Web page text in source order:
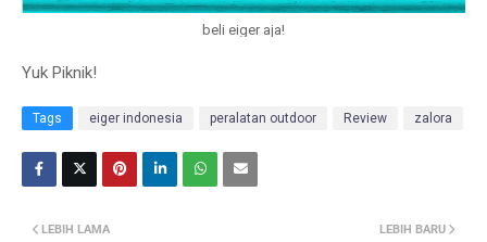
beli eiger aja!
Yuk Piknik!
Tags eiger indonesia peralatan outdoor Review zalora
LEBIH BARU
LEBIH LAMA